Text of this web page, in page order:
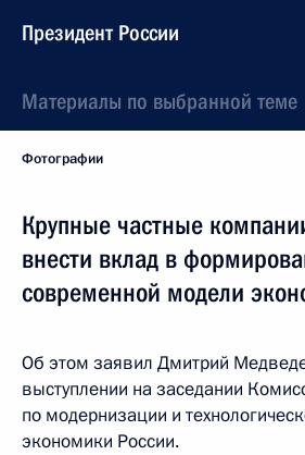
Президент России
Материалы по выбранной теме
Фотографии
Крупные частные
внести вклад в
современной модели
Об этом заявил Дмитрий
выступлении на заседании
по модернизации и
экономики России.